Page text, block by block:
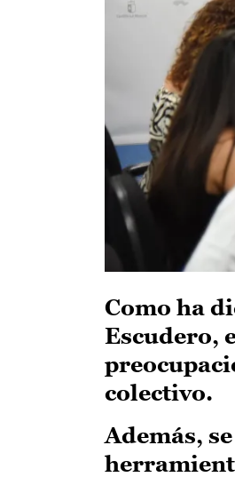
Como ha
Escudero,
colectivo.
Además,